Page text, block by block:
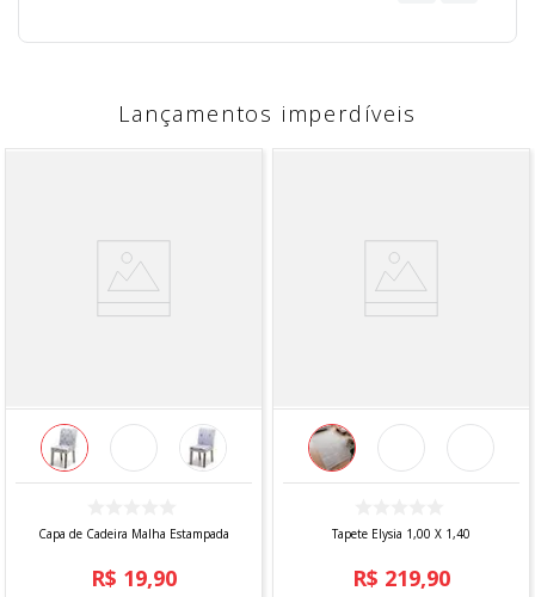
Lançamentos imperdíveis
Capa de Cadeira Malha Estampada
R$ 19,90
Tapete Elysia 1,00 X 1,40
R$ 219,90